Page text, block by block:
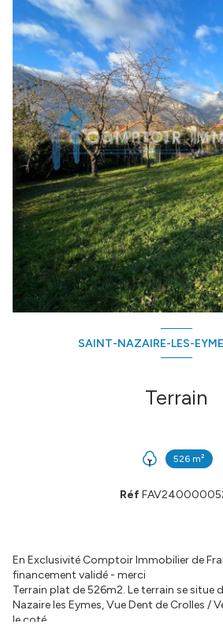
SAINT-NAZAIRE-LES-
Terrain
526 m²
Réf
En Exclusivité Comptoir Immobilier de
financement validé - merci
Terrain plat de 526m2. Le terrain se situe
Nazaire les Eymes, Vue Dent de Crolles /
le coté.